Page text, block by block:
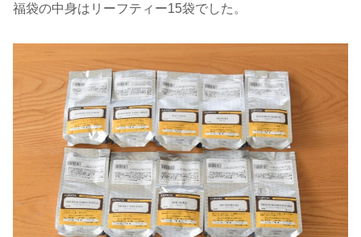
福袋の中身はリーフティー15袋でした。